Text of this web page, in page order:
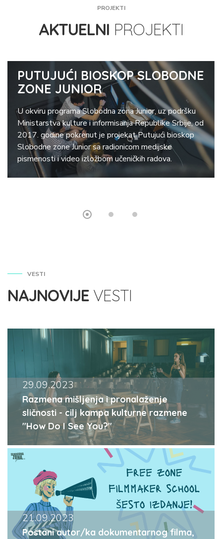
PROJEKTI
AKTUELNI PROJEKTI
PUTUJUĆI BIOSKOP SLOBODNE
ZONE JUNIOR
U okviru programa Slobodna zona Junior, uz podršku
Ministarstva kulture i informisanja Republike Srbije, od
2017. godine pokrenut je projekat Putujući bioskop
Slobodne zone Junior sa radionicom medijske
pismenosti i video izložbom učeničkih radova.
VESTI
NAJNOVIJE VESTI
29.09.2023
Razmena mišljenja i pronalaženje
sličnosti - cilj kampa kulturne razmene
"How Do I See You?"
21.09.2023
Postani autor/ka dokumentarnog filma,